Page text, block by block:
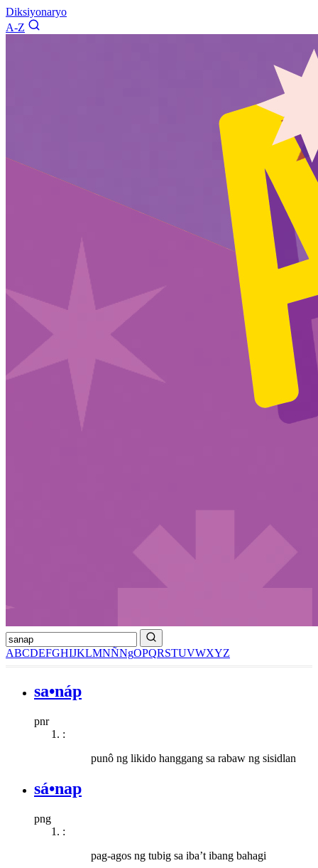
Diksiyonaryo
A-Z
ABCDEFGHIJKLMNÑNgOPQRSTUVWXYZ
sa•náp
pnr
:
punô ng likido hanggang sa rabaw ng sisidlan
sá•nap
png
:
pag-agos ng tubig sa iba’t ibang bahagi